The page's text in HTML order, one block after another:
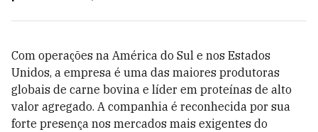
Com operações na América do Sul e nos Estados
Unidos, a empresa é uma das maiores produtoras
globais de carne bovina e líder em proteínas de alto
valor agregado. A companhia é reconhecida por sua
forte presença nos mercados mais exigentes do